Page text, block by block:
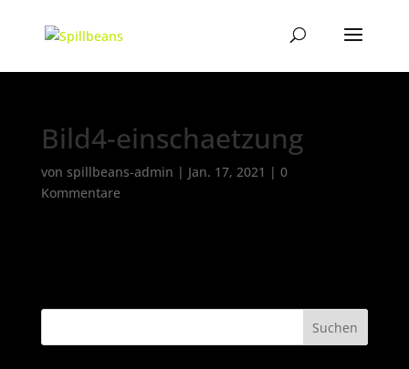
Bild4-einschaetzung
von spillbeans-admin | Jan. 17, 2021 | 0
Kommentare